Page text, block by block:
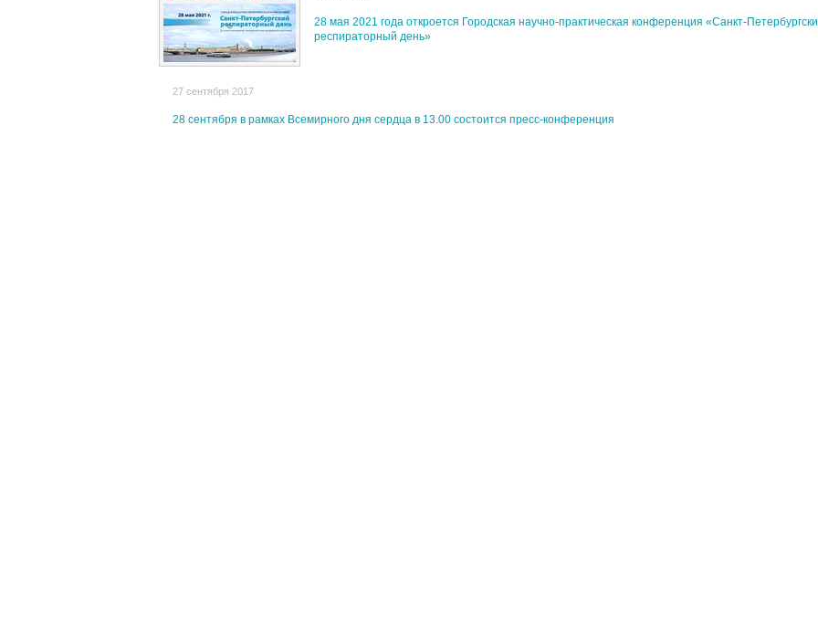
28 мая 2021 года откроется Городская научно-практическая конференция «Санкт-
респираторный день»
27 сентября 2017
28 сентября в рамках Всемирного дня сердца в 13.00 состоится пресс-конференция